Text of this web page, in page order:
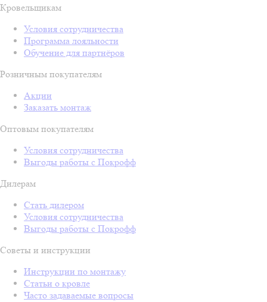
Кровельщикам
Условия сотрудничества
Программа лояльности
Обучение для партнёров
Розничным покупателям
Акции
Заказать монтаж
Оптовым покупателям
Условия сотрудничества
Выгоды работы с Покрофф
Дилерам
Стать дилером
Условия сотрудничества
Выгоды работы с Покрофф
Советы и инструкции
Инструкции по монтажу
Статьи о кровле
Часто задаваемые вопросы